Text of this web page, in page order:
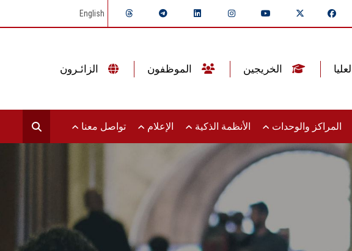
English
المراكز والوحدات الأنظمة الذكية الإعلام تواصل معنا